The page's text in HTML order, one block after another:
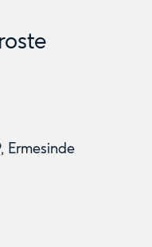
Ermesinde